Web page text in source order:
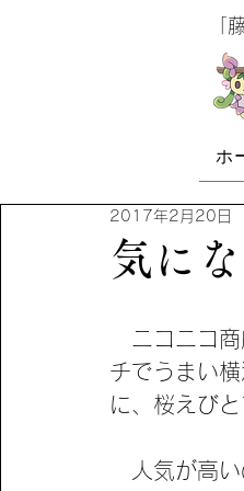
ホ
気に
2017年2月20日
ニコニコ商
チでうまい
に、桜えび
人気が高い